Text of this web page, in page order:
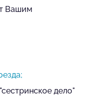
Вашим
дело"